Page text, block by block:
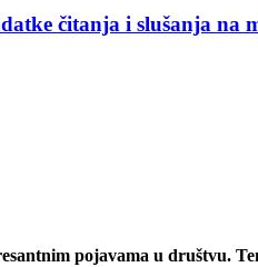
čitanja i slušanja na
pojavama u društvu.